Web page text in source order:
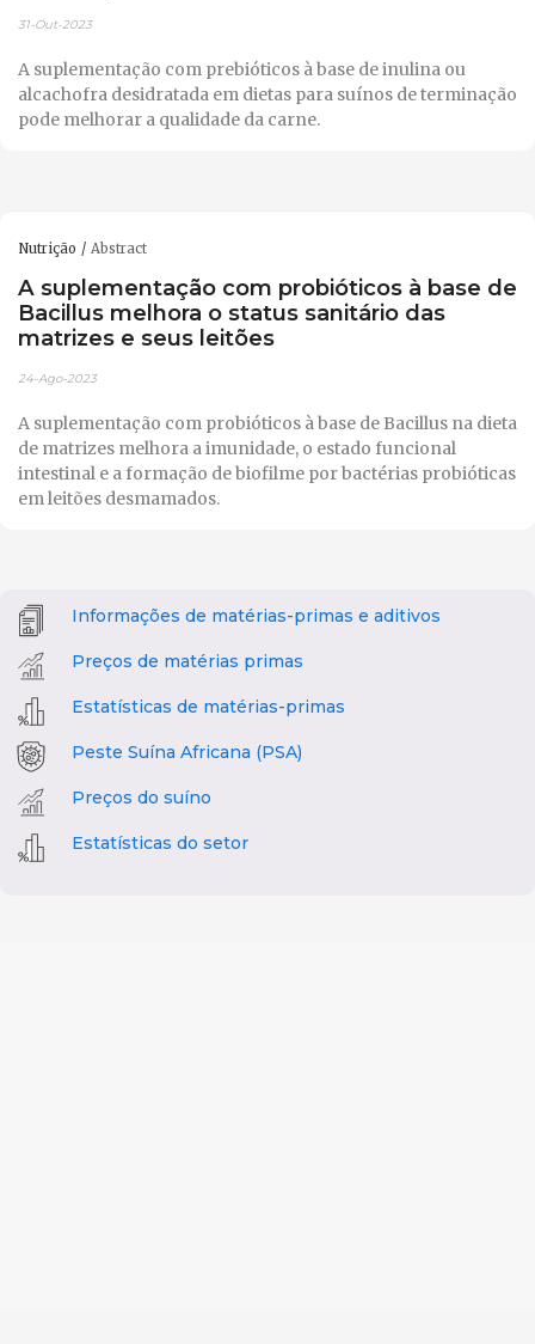
31-Out-2023
A suplementação com prebióticos à base de inulina ou
alcachofra desidratada em dietas para suínos de terminação
pode melhorar a qualidade da carne.
Nutrição Abstract
A suplementação com probióticos à base de
Bacillus melhora o status sanitário das
matrizes e seus leitões
24-Ago-2023
A suplementação com probióticos à base de Bacillus na dieta
de matrizes melhora a imunidade, o estado funcional
intestinal e a formação de biofilme por bactérias probióticas
em leitões desmamados.
Informações de matérias-primas e aditivos
Preços de matérias primas
Estatísticas de matérias-primas
Peste Suína Africana (PSA)
Preços do suíno
Estatísticas do setor